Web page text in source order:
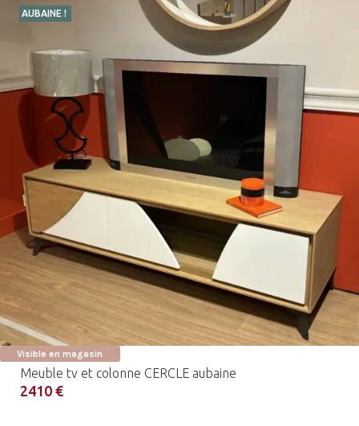
AUBAINE !
Visible en magasin
Meuble tv et colonne CERCLE aubaine
2410 €